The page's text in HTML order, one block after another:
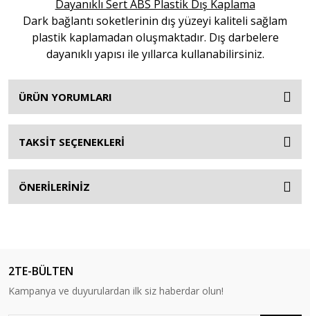
Dayanıklı Sert ABS Plastik Dış Kaplama
Dark bağlantı soketlerinin dış yüzeyi kaliteli sağlam
plastik kaplamadan oluşmaktadır. Dış darbelere
dayanıklı yapısı ile yıllarca kullanabilirsiniz.
ÜRÜN YORUMLARI
TAKSİT SEÇENEKLERİ
ÖNERİLERİNİZ
2TE-BÜLTEN
Kampanya ve duyurulardan ilk siz haberdar olun!